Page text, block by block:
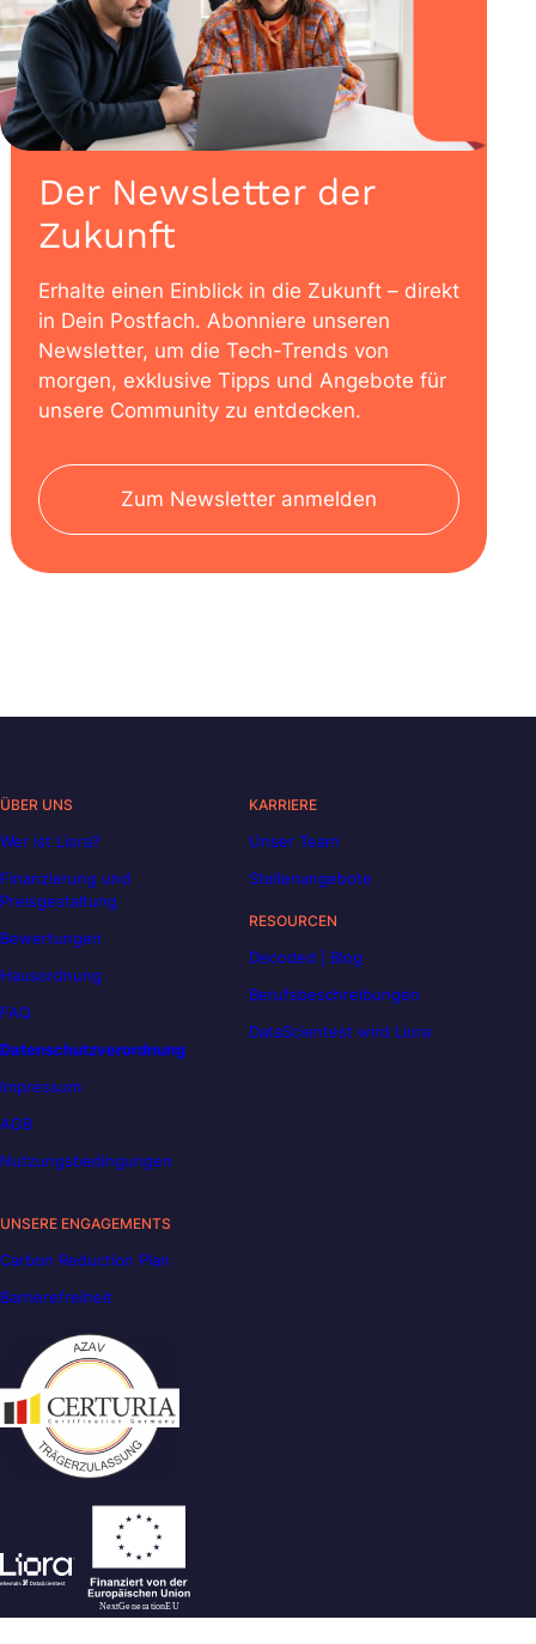
Der Newsletter der
Zukunft
Erhalte einen Einblick in die Zukunft – direkt
in Dein Postfach. Abonniere unseren
Newsletter, um die Tech-Trends von
morgen, exklusive Tipps und Angebote für
unsere Community zu entdecken.
Zum Newsletter anmelden
ÜBER UNS
Wer ist Liora?
Finanzierung und
Preisgestaltung
Bewertungen
Hausordnung
FAQ
Datenschutzverordnung
Impressum
AGB
Nutzungsbedingungen
KARRIERE
Unser Team
Stellenangebote
RESOURCEN
Decoded | Blog
Berufsbeschreibungen
DataScientest wird Liora
UNSERE ENGAGEMENTS
Carbon Reduction Plan
Barrierefreiheit